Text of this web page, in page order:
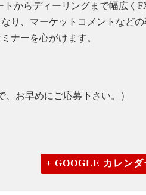
からディーリングまで幅広く
り、マーケットコメントなど
ナーを心がけます。
、お早めにご応募下さい。）
+ GOOGLE カレンダ